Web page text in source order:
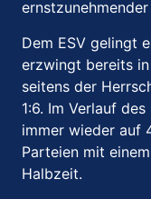
ernstzunehmender
Dem ESV gelingt
erzwingt bereits
seitens der
1:6. Im Verlauf
immer wieder auf
Parteien mit
Halbzeit.